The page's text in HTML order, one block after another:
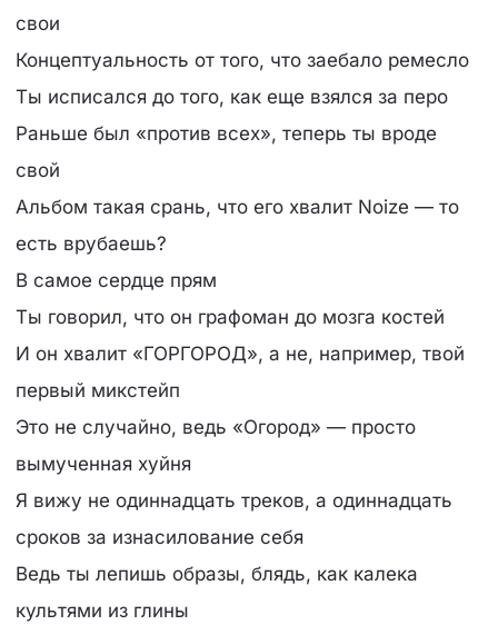
свои
Концептуальность от того, что заебало ремесло
Ты исписался до того, как еще взялся за перо
Раньше был «против всех», теперь ты вроде
свой
Альбом такая срань, что его хвалит Noize — то
есть врубаешь?
В самое сердце прям
Ты говорил, что он графоман до мозга костей
И он хвалит «ГОРГОРОД», а не, например, твой
первый микстейп
Это не случайно, ведь «Огород» — просто
вымученная хуйня
Я вижу не одиннадцать треков, а одиннадцать
сроков за изнасилование себя
Ведь ты лепишь образы, блядь, как калека
культями из глины